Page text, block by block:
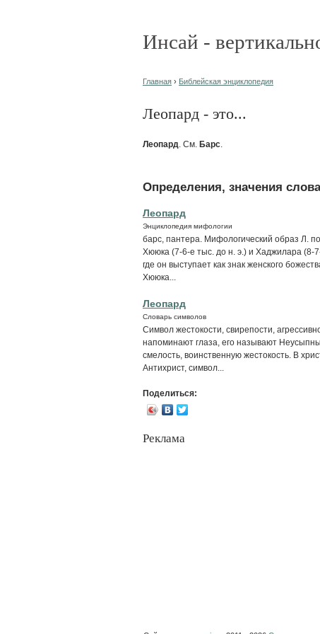
Инсай -
Главная › Библейская энциклопедия
Леопард - это...
Леопард . См. Барс
Определения, значения
Леопард
Энциклопедия мифологии
барс, пантера. Мифологический образ Л.
Хююка (7-6-е тыс. до н. э.) и Хаджилара (8-
где он выступает как знак женского
Хююка...
Леопард
Словарь символов
Символ жестокости, свирепости,
напоминают глаза, его называют
смелость, воинственную жестокость. В
Антихрист, символ...
Поделиться:
Реклама